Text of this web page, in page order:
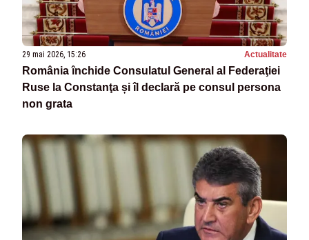
29 mai 2026, 15:26 Actualitate
România închide Consulatul General al Federaţiei
Ruse la Constanţa și îl declară pe consul persona
non grata